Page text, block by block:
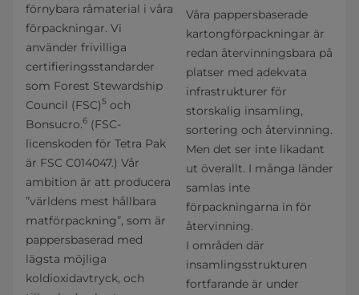
förnybara råmaterial i våra
förpackningar. Vi
använder frivilliga
certifieringsstandarder
som Forest Stewardship
Council (FSC)5 och
Bonsucro.6 (FSC-
licenskoden för Tetra Pak
är FSC C014047.) Vår
ambition är att producera
”världens mest hållbara
matförpackning”, som är
pappersbaserad med
lägsta möjliga
koldioxidavtryck, och
Våra pappersbaserade
kartongförpackningar är
redan återvinningsbara på
platser med adekvata
infrastrukturer för
storskalig insamling,
sortering och återvinning.
Men det ser inte likadant
ut överallt. I många länder
samlas inte
förpackningarna in för
återvinning.
I områden där
insamlingsstrukturen
fortfarande är under